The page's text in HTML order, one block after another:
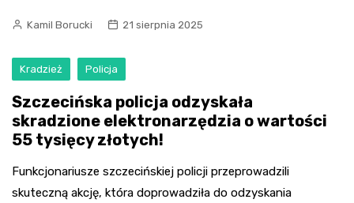
Kamil Borucki 21 sierpnia 2025
Kradzież Policja
Szczecińska policja odzyskała
skradzione elektronarzędzia o wartości
55 tysięcy złotych!
Funkcjonariusze szczecińskiej policji przeprowadzili
skuteczną akcję, która doprowadziła do odzyskania